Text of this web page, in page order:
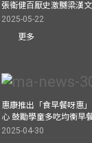
張衞健百厭史激嬲梁漢
2025-05-22
更多
惠康推出「食早餐呀惠
心 鼓勵學童多吃均衡早
2025-04-30